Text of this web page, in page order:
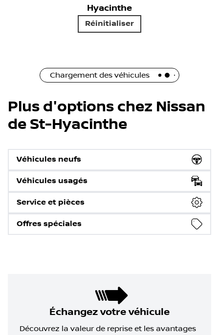
Hyacinthe
Réinitialiser
Chargement des véhicules
Plus d'options chez Nissan
de St-Hyacinthe
Véhicules neufs
Véhicules usagés
Service et pièces
Offres spéciales
Échangez votre véhicule
Découvrez la valeur de reprise et les avantages